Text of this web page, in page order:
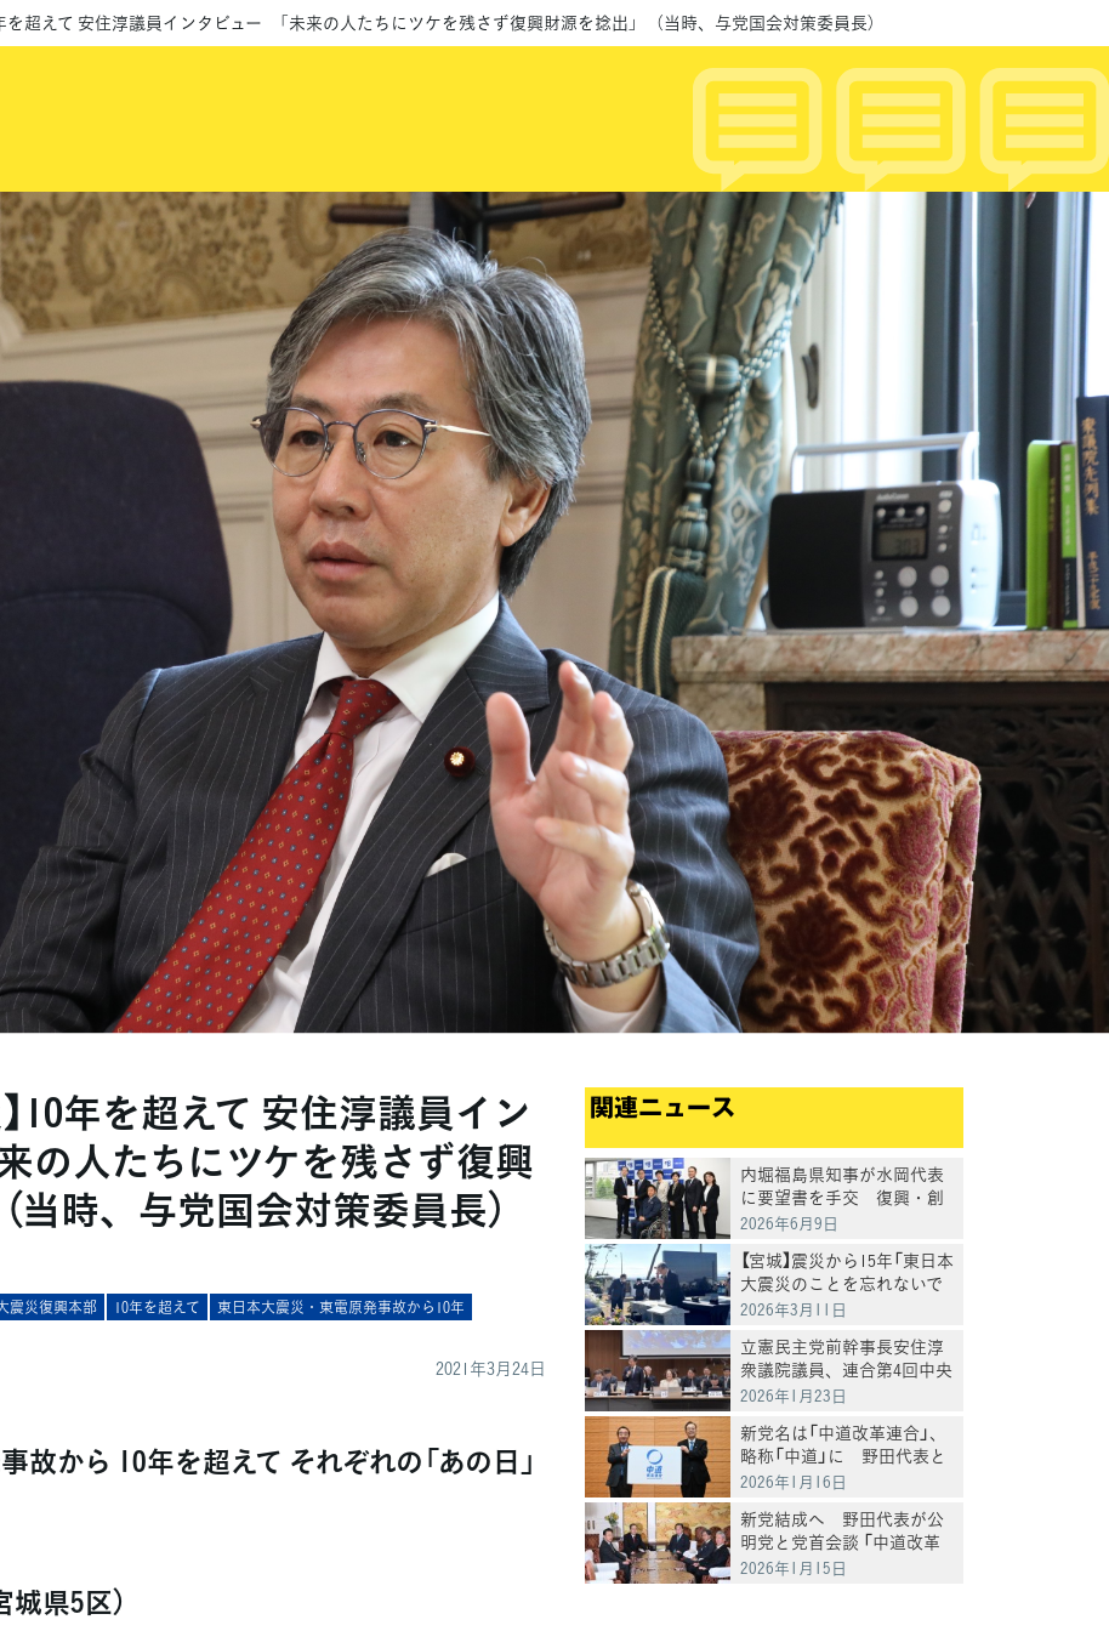
を超えて 安住淳議員インタビュー 「未来の人たちにツケを残さず復興財源を捻出」 （当時、与党国会対策委員長）
10年を超えて 安住淳議員イン
の人たちにツケを残さず復興
当時、与党国会対策委員長）
震災復興本部 10年を超えて
東日本大震災・東電原発事故から10年
2021年3月24日
故から 10年を超えて それぞれの「あの日」
県5区）
関連ニュース
内堀福島県知事が水岡代表
に要望書を手交 復興・創
生への継続的な国の関与を
2026年6月9日
【宮城】震災から15年「東日本
大震災のことを忘れないで
伝えていこう」水岡代表
2026年3月11日
立憲民主党前幹事長安住淳
衆議院議員、連合第4回中央
執行委員会において新党結
合の理解に謝辞
2026年1月23日
新党名は「中道改革連合」、
略称「中道」に 野田代表と
公明・斉藤代表が発表
2026年1月16日
新党結成へ 野田代表が公
明党と党首会談 「中道改革
勢力の結集軸として衆院選
2026年1月15日